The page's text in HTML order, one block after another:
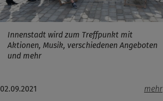
Innenstadt wird zum Treffpunkt mit
Aktionen, Musik, verschiedenen Angeboten
und mehr
02.09.2021 mehr